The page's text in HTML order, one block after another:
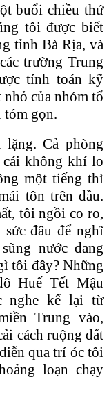
buổi chiều thứ
tôi được biết
tỉnh Bà Rịa, và
trường Trung
tính toán kỹ
của nhóm tổ
tóm gọn.
Cả phòng
cái không khí lo
một tiếng thì
tôn trên đầu.
tôi ngồi co ro,
đâu để nghĩ
nước đang
tôi đây? Những
Huế Tết Mậu
nghe kể lại từ
Trung vào,
cách ruộng đất
qua trí óc tôi
loạn chạy